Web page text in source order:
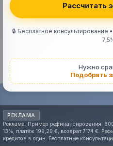
Рассчитать
🔒 Бесплатное
Нужно
Подобрать
РЕКЛАМА
Реклама. Пример рефинансирования:
13%, платёж 199,29 €, возврат 7174 €.
кредитов в один. Бесплатные